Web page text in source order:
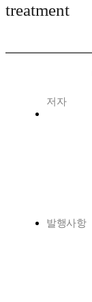
treatment
저자
발행사항